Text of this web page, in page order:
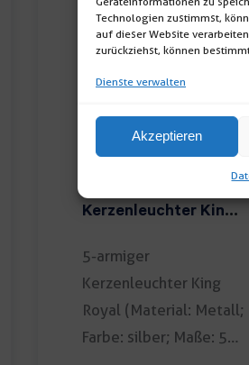
Technologien zustimmst,
auf dieser Website
zurückziehst, können
Dienste verwalten
Akzeptieren
Kerzenleuchter King
5-armiger
Kerzenleuchter King
Royal (Material: Metall;
Farbe: silber; Maße: 59